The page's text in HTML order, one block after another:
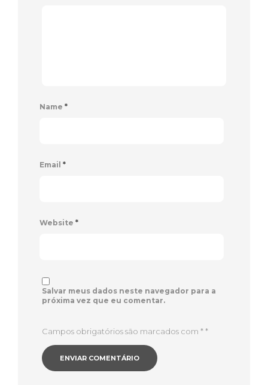
Name *
Email *
Website *
Salvar meus dados neste navegador para a
próxima vez que eu comentar.
Campos obrigatórios são marcados com **